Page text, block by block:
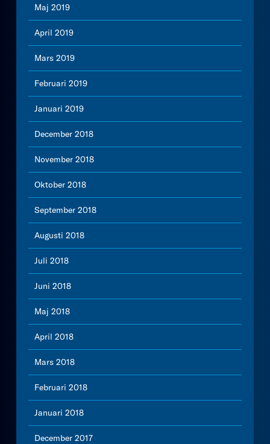
Maj 2019
April 2019
Mars 2019
Februari 2019
Januari 2019
December 2018
November 2018
Oktober 2018
September 2018
Augusti 2018
Juli 2018
Juni 2018
Maj 2018
April 2018
Mars 2018
Februari 2018
Januari 2018
December 2017